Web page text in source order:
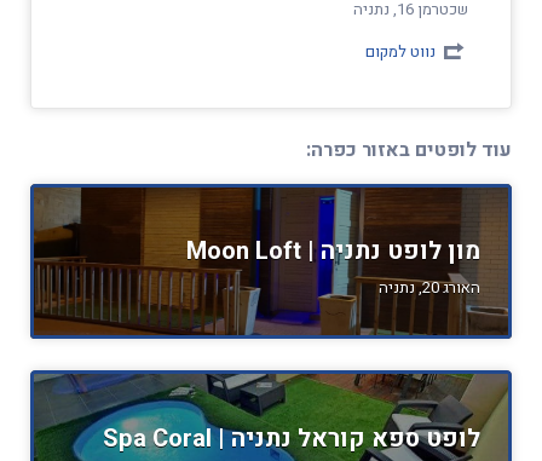
שכטרמן 16, נתניה
נווט למקום
עוד לופטים באזור כפרה:
מון לופט נתניה | Moon Loft
האורג 20, נתניה
לופט ספא קוראל נתניה | Spa Coral